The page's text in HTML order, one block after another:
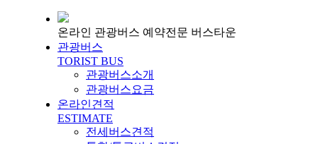
온라인 관광버스 예약전문 버스타운
관광버스
TORIST BUS
관광버스소개
관광버스요금
온라인견적
ESTIMATE
전세버스견적